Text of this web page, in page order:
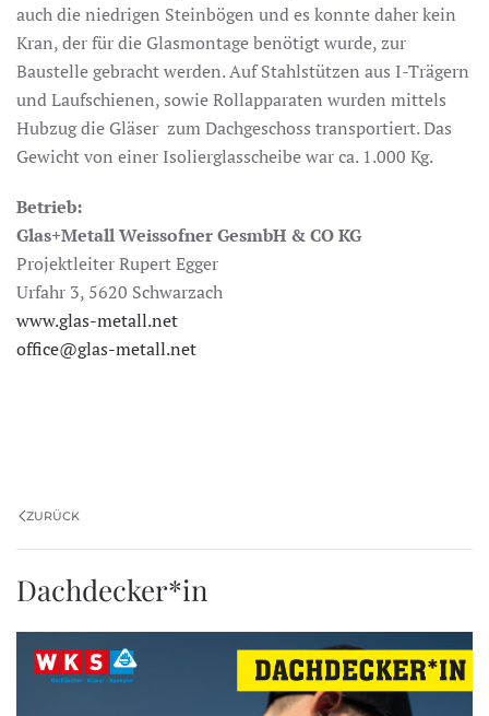
auch die niedrigen Steinbögen und es konnte daher kein
Kran, der für die Glasmontage benötigt wurde, zur
Baustelle gebracht werden. Auf Stahlstützen aus I-Trägern
und Laufschienen, sowie Rollapparaten wurden mittels
Hubzug die Gläser zum Dachgeschoss transportiert. Das
Gewicht von einer Isolierglasscheibe war ca. 1.000 Kg.
Betrieb:
Glas+Metall Weissofner GesmbH & CO KG
Projektleiter Rupert Egger
Urfahr 3, 5620 Schwarzach
www.glas-metall.net
office@glas-metall.net
ZURÜCK
Dachdecker*in